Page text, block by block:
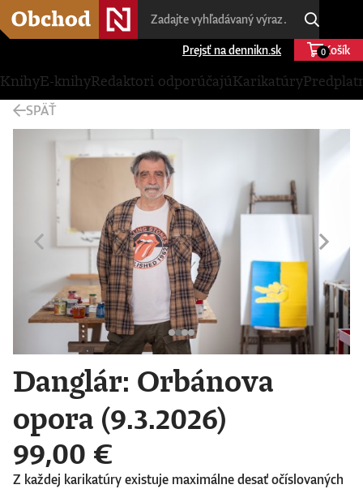
Prejsť na dennikn.sk Košík
0
KnihyE-knihyRedaktori odporúčajúKarikatúry
SPÄŤ
Danglár: Orbánova
opora (9.3.2026)
99,00 €
Z každej karikatúry existuje maximálne desať očíslovaných